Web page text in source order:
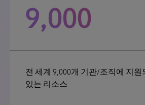
9,000
전 세계 9,000개 기관/조직에 지원
있는 리소스